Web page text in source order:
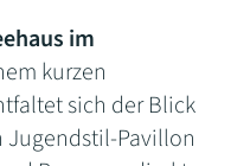
im
kurzen
sich der Blick
Pavillon